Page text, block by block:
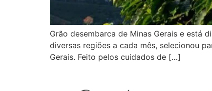
Grão desembarca de Minas Gerais e está
diversas regiões a cada mês, selecionou
Gerais. Feito pelos cuidados de […]